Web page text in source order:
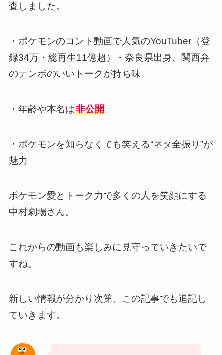
査しました。
・ポケモンのコント動画で人気のYouTuber（登
録34万・総再生11億超）・奈良県出身、関西弁
のテンポのいいトークが持ち味
・年齢や本名は非公開
・ポケモンを知らなくても笑える“ネタ全振り”が
魅力
ポケモン愛とトーク力で多くの人を笑顔にする
中村劇場さん。
これからの動画も楽しみに見守っていきたいで
すね。
新しい情報が分かり次第、この記事でも追記し
ていきます。